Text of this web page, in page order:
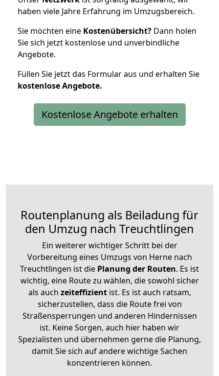
haben viele Jahre Erfahrung im Umzugsbereich.
Sie möchten eine Kostenübersicht? Dann holen
Sie sich jetzt kostenlose und unverbindliche
Angebote.
Füllen Sie jetzt das Formular aus und erhalten Sie
kostenloseAngebote.
Kostenlose Angebote erhalten
Routenplanung als Beiladung für
den Umzug nach Treuchtlingen
Ein weiterer wichtiger Schritt bei der
Vorbereitung eines Umzugs von Herne nach
Treuchtlingen ist die Planung der Routen. Es ist
wichtig, eine Route zu wählen, die sowohl sicher
als auch zeiteffizientist. Es ist auch ratsam,
sicherzustellen, dass die Route frei von
Straßensperrungen und anderen Hindernissen
ist. Keine Sorgen, auch hier haben wir
Spezialisten und übernehmen gerne die Planung,
damit Sie sich auf andere wichtige Sachen
konzentrieren können.